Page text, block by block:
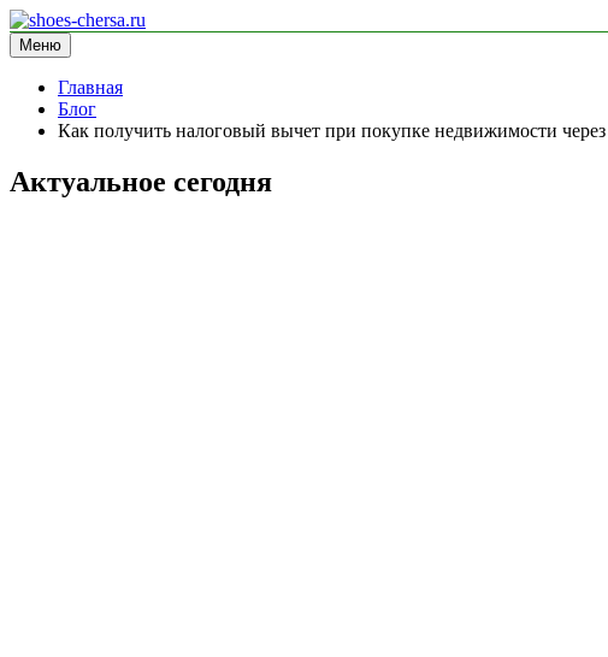
Перейти
к
содержимому
shoes-chersa.ru
информационный сайт
Меню
Главная
Блог
Как получить налоговый вычет при покупке недвижимости
Актуальное сегодня